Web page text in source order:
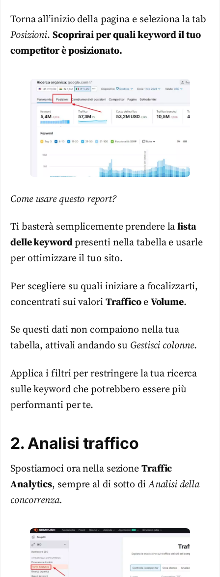
Torna all’inizio della pagina e seleziona la tab
Posizioni. Scoprirai per quali keyword il tuo
competitor è posizionato.
Come usare questo report?
Ti basterà semplicemente prendere lalista
delle keywordpresenti nella tabella e usarle
per ottimizzare il tuo sito.
Per scegliere su quali iniziare a focalizzarti,
concentrati sui valori Traffico e Volume.
Se questi dati non compaiono nella tua
tabella, attivali andando su Gestisci colonne.
Applica i filtri per restringere la tua ricerca
sulle keyword che potrebbero essere più
performanti per te.
2. Analisi traffico
Spostiamoci ora nella sezione Traffic
Analytics, sempre al di sotto diAnalisi della
concorrenza.